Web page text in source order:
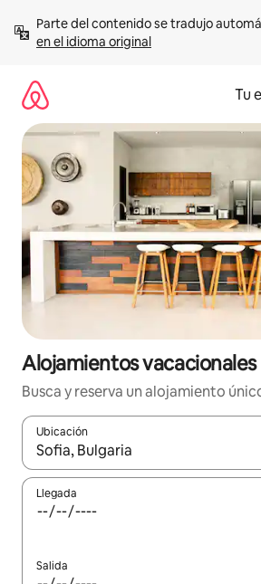
contenido
Parte del contenido se tradujo
en el idioma original
Tu
Alojamientos vacacionales
Busca y reserva un alojamiento
Ubicación
Cuando los resultados estén
Llegada
Salida